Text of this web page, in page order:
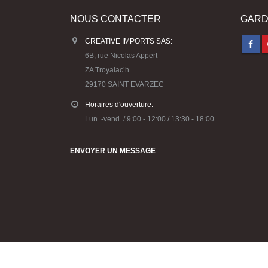
NOUS CONTACTER
CREATIVE IMPORTS SAS:
6B, rue Nicolas Appert
ZA Troyalac’h
29170 SAINT EVARZEC
Horaires d'ouverture:
Lun. -vend. / 9:00 - 12:00 / 13:30 - 18:00
ENVOYER UN MESSAGE